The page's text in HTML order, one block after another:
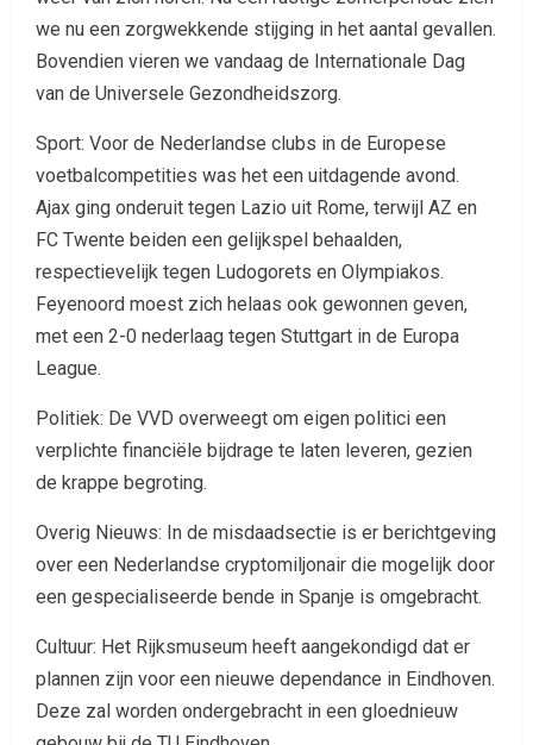
we nu een zorgwekkende stijging in het aantal gevallen.
Bovendien vieren we vandaag de Internationale Dag
van de Universele Gezondheidszorg.
Sport: Voor de Nederlandse clubs in de Europese
voetbalcompetities was het een uitdagende avond.
Ajax ging onderuit tegen Lazio uit Rome, terwijl AZ en
FC Twente beiden een gelijkspel behaalden,
respectievelijk tegen Ludogorets en Olympiakos.
Feyenoord moest zich helaas ook gewonnen geven,
met een 2-0 nederlaag tegen Stuttgart in de Europa
League.
Politiek: De VVD overweegt om eigen politici een
verplichte financiële bijdrage te laten leveren, gezien
de krappe begroting.
Overig Nieuws: In de misdaadsectie is er berichtgeving
over een Nederlandse cryptomiljonair die mogelijk door
een gespecialiseerde bende in Spanje is omgebracht.
Cultuur: Het Rijksmuseum heeft aangekondigd dat er
plannen zijn voor een nieuwe dependance in Eindhoven.
Deze zal worden ondergebracht in een gloednieuw